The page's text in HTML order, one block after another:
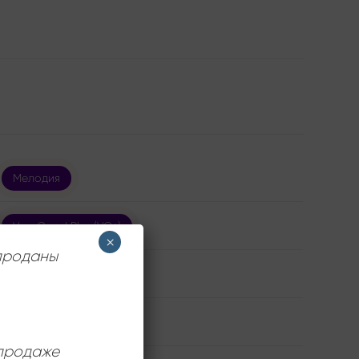
Мелодия
Very Good Plus (VG+)
×